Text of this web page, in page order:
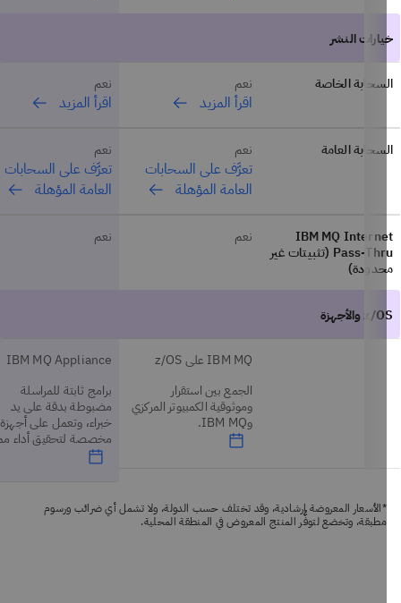
الخاصة نعم
اقرأ المزيد
نعم
اقرأ المزيد
العامة نعم
تعرَّف على السحابات
العامة المؤهلة
نعم
تعرَّف على السحابات
العامة المؤهلة
IBM MQ
Pass-Thru (تثبيتات غير
نعم نعم
IBM MQ على z/OS
الجمع بين استقرار
وموثوقية الكمبيوتر المركزي
IBM MQ Appliance
برامج ثابتة للمراسلة
مضبوطة بدقة على يد
خبراء، وتعمل على أجهزة
مخصصة لتحقيق أداء مميز.
*الأسعار المعروضة إرشادية، وقد تختلف حسب الدولة، ولا تشمل أي ضرائب ورسوم
مطبقة، وتخضع لتوفُّر المنتج المعروض في المنطقة المحلية.